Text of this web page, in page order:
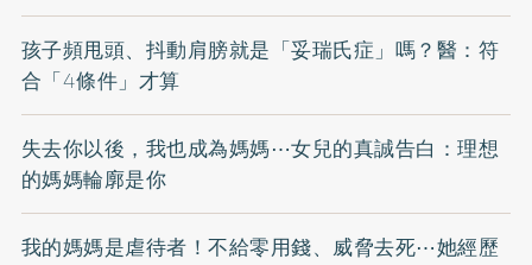
孩子頻甩頭、抖動肩膀就是「妥瑞氏症」嗎？醫：符
合「4條件」才算
失去你以後，我也成為媽媽⋯女兒的真誠告白：理想
的媽媽輪廓是你
我的媽媽是虐待者！不給零用錢、威脅去死⋯她經歷